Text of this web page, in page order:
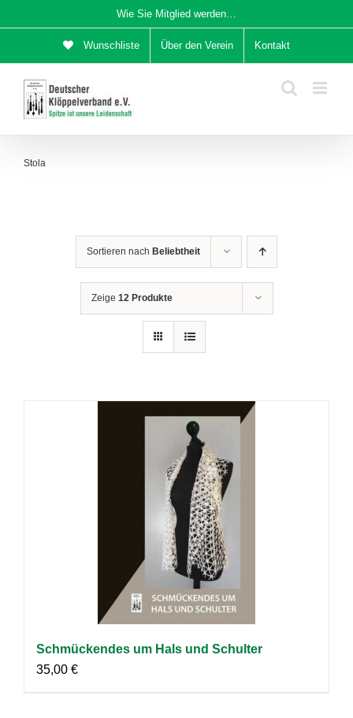
Inhalt
Wie Sie Mitglied werden…
Wunschliste Über den Verein Kontakt
Stola
Sortieren nach Beliebtheit
Zeige 12 Produkte
Schmückendes um Hals und Schulter
35,00 €